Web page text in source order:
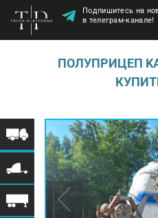
Подпишитесь на
в телеграм-канале!
ПОЛУПРИЦЕП